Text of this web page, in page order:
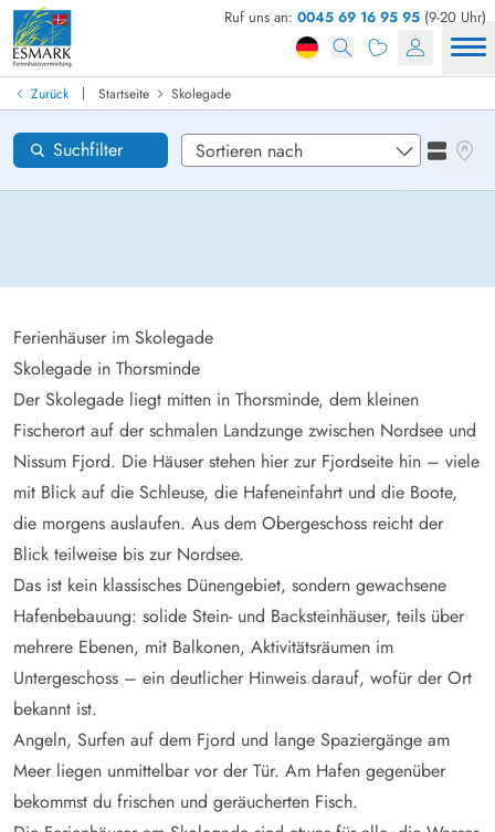
Ruf uns an: 0045 69 16 95 95 (9-20 Uhr)
Zurück | Startseite Skolegade
Skolegade
Ferienhäuser im Skolegade
Skolegade in Thorsminde
Der Skolegade liegt mitten in Thorsminde, dem kleinen
Fischerort auf der schmalen Landzunge zwischen Nordsee und
Nissum Fjord. Die Häuser stehen hier zur Fjordseite hin – viele
mit Blick auf die Schleuse, die Hafeneinfahrt und die Boote,
die morgens auslaufen. Aus dem Obergeschoss reicht der
Blick teilweise bis zur Nordsee.
Das ist kein klassisches Dünengebiet, sondern gewachsene
Hafenbebauung: solide Stein- und Backsteinhäuser, teils über
mehrere Ebenen, mit Balkonen, Aktivitätsräumen im
Untergeschoss – ein deutlicher Hinweis darauf, wofür der Ort
bekannt ist.
Angeln, Surfen auf dem Fjord und lange Spaziergänge am
Meer liegen unmittelbar vor der Tür. Am Hafen gegenüber
bekommst du frischen und geräucherten Fisch.
Suchfilter
Ferienhaus in Dänemark finden
Anreise
Gebiete